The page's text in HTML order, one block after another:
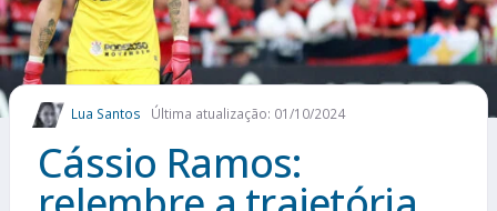
FUTEBOL INTERNACIONAL
COMO APOSTAR
MAIS ESPORTES
Lua Santos Última atualização: 01/10/2024
Cássio Ramos: